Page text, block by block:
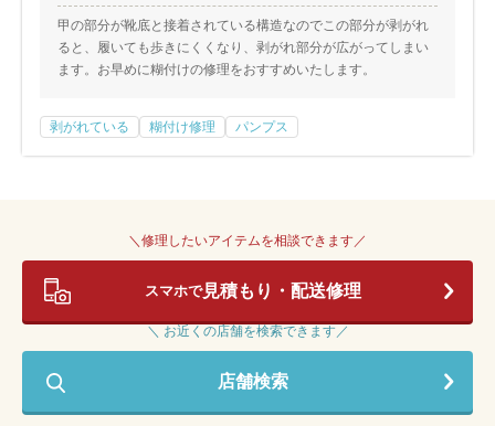
甲の部分が靴底と接着されている構造なのでこの部分が剥がれ
ると、履いても歩きにくくなり、剥がれ部分が広がってしまい
ます。お早めに糊付けの修理をおすすめいたします。
剥がれている 糊付け修理 パンプス
＼修理したいアイテムを相談できます／
スマホで見積もり・配送修理
＼ お近くの店舗を検索できます／
店舗検索